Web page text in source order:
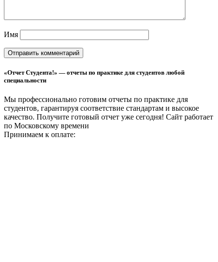
Имя
«Отчет Студента!» — отчеты по практике для студентов любой
специальности
Мы профессионально готовим отчеты по практике для
студентов, гарантируя соответствие стандартам и высокое
качество. Получите готовый отчет уже сегодня! Сайт работает
по Московскому времени
Принимаем к оплате: